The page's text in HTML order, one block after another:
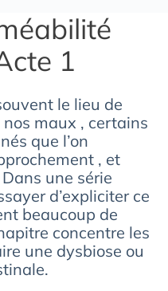
1
le lieu de
maux , certains
que l’on
, et
une série
d’expliciter ce
beaucoup de
concentre les
une dysbiose ou